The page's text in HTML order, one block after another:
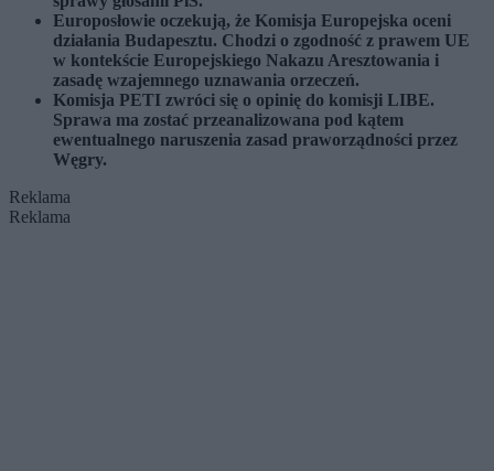
Europosłowie oczekują, że Komisja Europejska oceni
działania Budapesztu. Chodzi o zgodność z prawem UE
w kontekście Europejskiego Nakazu Aresztowania i
zasadę wzajemnego uznawania orzeczeń.
Komisja PETI zwróci się o opinię do komisji LIBE.
Sprawa ma zostać przeanalizowana pod kątem
ewentualnego naruszenia zasad praworządności przez
Węgry.
Reklama
Reklama